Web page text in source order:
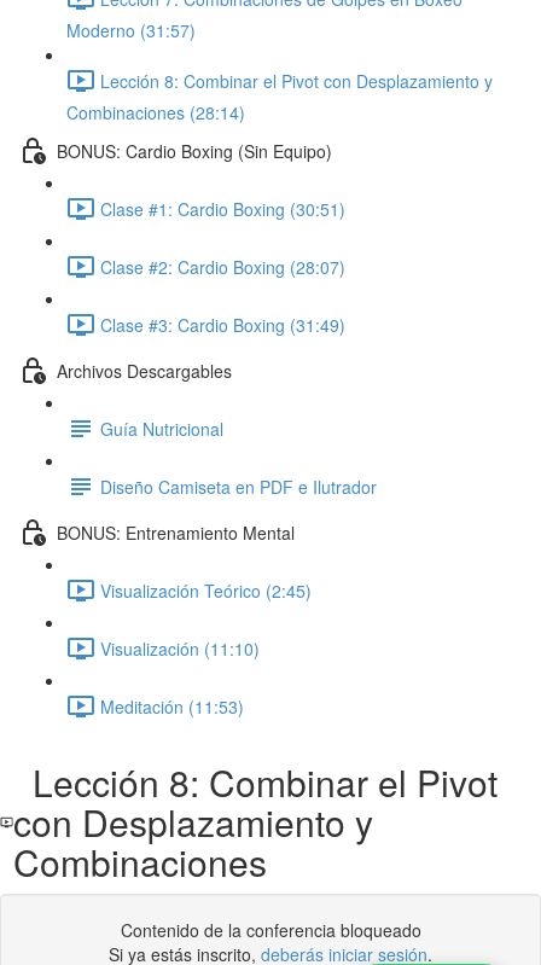
Moderno (31:57)
Lección 8: Combinar el Pivot con Desplazamiento y
Combinaciones (28:14)
BONUS: Cardio Boxing (Sin Equipo)
Clase #1: Cardio Boxing (30:51)
Clase #2: Cardio Boxing (28:07)
Clase #3: Cardio Boxing (31:49)
Archivos Descargables
Guía Nutricional
Diseño Camiseta en PDF e Ilutrador
BONUS: Entrenamiento Mental
Visualización Teórico (2:45)
Visualización (11:10)
Meditación (11:53)
Lección 8: Combinar el Pivot
con Desplazamiento y
Combinaciones
Contenido de la conferencia bloqueado
Si ya estás inscrito, deberás iniciar sesión.